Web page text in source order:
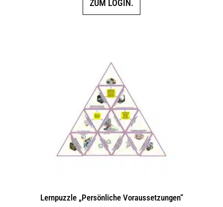
ZUM LOGIN.
Lernpuzzle „Persönliche Voraussetzungen“